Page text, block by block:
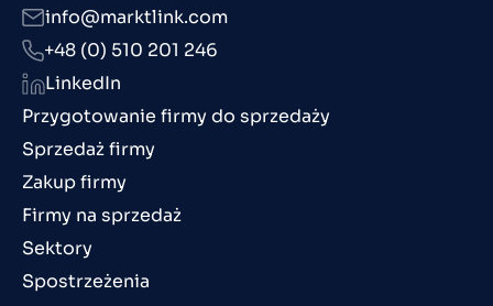
Przygotowanie firmy do sprzedaży
Sprzedaż firmy
Zakup firmy
Firmy na sprzedaż
Sektory
Spostrzeżenia
info@marktlink.com
+48 (0) 510 201 246
LinkedIn